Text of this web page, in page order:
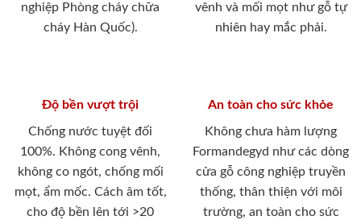
nghiệp Phòng cháy chữa
cháy Hàn Quốc).
vênh và mối mọt như gỗ tự
nhiên hay mắc phải.
Độ bền vượt trội
Chống nước tuyệt đối
100%. Không cong vênh,
không co ngót, chống mối
mọt, ẩm mốc. Cách âm tốt,
cho độ bền lên tới >20
An toàn cho sức khỏe
Không chưa hàm lượng
Formandegyd như các dòng
cửa gỗ công nghiệp truyền
thống, thân thiện với môi
trường, an toàn cho sức